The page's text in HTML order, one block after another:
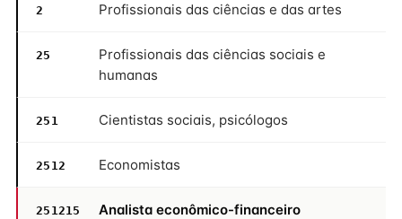
2 Profissionais das ciências e das artes
25
Profissionais das ciências sociais e
humanas
251 Cientistas sociais, psicólogos
2512 Economistas
251215 Analista econômico-financeiro